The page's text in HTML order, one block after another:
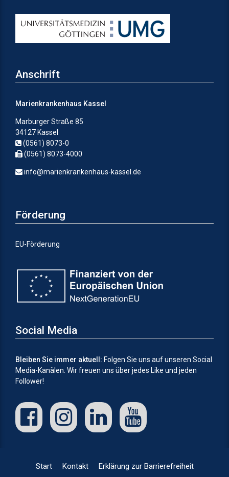
Anschrift
Marienkrankenhaus Kassel
Marburger Straße 85
34127 Kassel
(0561) 8073-0
(0561) 8073-4000
info@marienkrankenhaus-kassel.de
Förderung
EU-Förderung
Social Media
Bleiben Sie immer aktuell: Folgen Sie uns auf unseren Social
Media-Kanälen. Wir freuen uns über jedes Like und jeden
Follower!
Start Kontakt Erklärung zur Barrierefreiheit